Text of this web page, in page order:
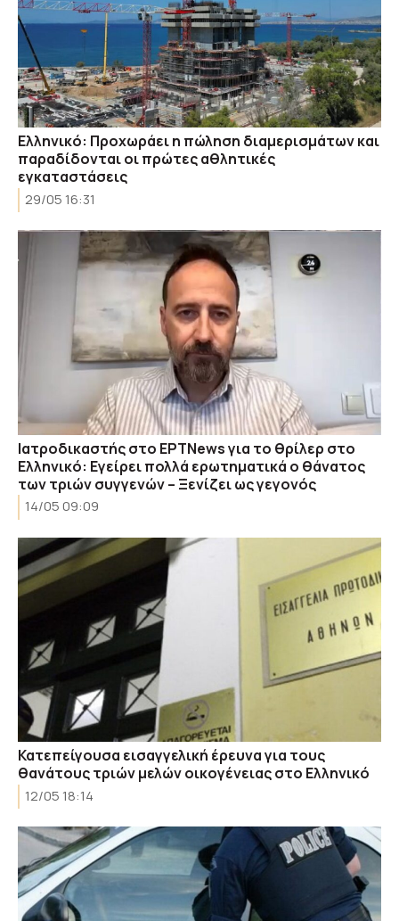
Ελληνικό: Προχωράει η πώληση διαμερισμάτων και
παραδίδονται οι πρώτες αθλητικές
εγκαταστάσεις
29/05 16:31
Ιατροδικαστής στο ΕΡΤΝews για το θρίλερ στο
Ελληνικό: Εγείρει πολλά ερωτηματικά ο θάνατος
των τριών συγγενών – Ξενίζει ως γεγονός
14/05 09:09
Κατεπείγουσα εισαγγελική έρευνα για τους
θανάτους τριών μελών οικογένειας στο Ελληνικό
12/05 18:14